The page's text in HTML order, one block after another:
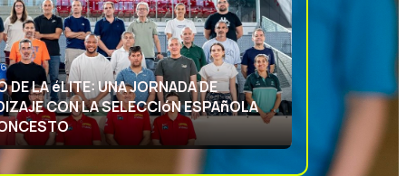
DEPORTIVA: APRENDIENDO CON
ESPAñOLA DE BALONCESTO